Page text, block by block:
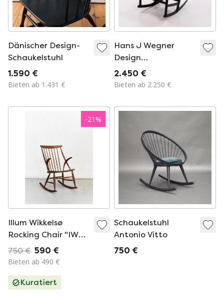
Dänischer Design-
Schaukelstuhl
1.590 €
Bieten ab 1.431 €
Hans J Wegner
Design
Schaukelstuhl
Design aus 50
2.450 €
Bieten ab 2.250 €
-21%
Illum Wikkelsø
Rocking Chair "IW3"
für Niels Eilersen
750 € 590 €
Bieten ab 490 €
Kuratiert
Schaukelstuhl
Antonio Vitto
750 €